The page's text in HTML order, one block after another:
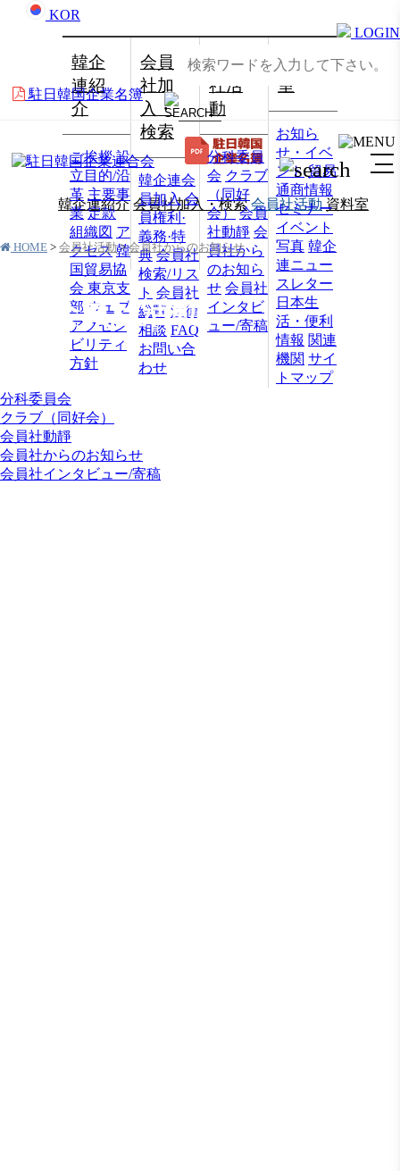
韓企
連紹
介
ご挨拶 設
立目的/沿
革 主要事
業 定款
組織図 ア
クセス 韓
国貿易協
会 東京支
部 ウェブ
アクセシ
ビリティ
方針
会員
社加
入・
検索
韓企連会
員加入 会
員権利·
義務·特
典 会員社
検索/リス
ト 会員社
総覧 法律
相談 FAQ
お問い合
わせ
会員
社活
動
分科委員
会 クラブ
（同好
会） 会員
社動靜 会
員社から
のお知ら
せ 会員社
インタビ
ュー/寄稿
資料
室
お知ら
せ・イベ
ント 貿易
通商情報
セミナー
イベント
写真 韓企
連ニュー
スレター
日本生
活・便利
情報 関連
機関 サイ
トマップ
駐日韓国企業名簿
KOR
LOGIN
韓企連紹介 会員社加入・検索 会員社活動 資料室
HOME > 会員社活動>会員社からのお知らせ
会員社活動
分科委員会
クラブ（同好会）
会員社動靜
会員社からのお知らせ
会員社インタビュー/寄稿